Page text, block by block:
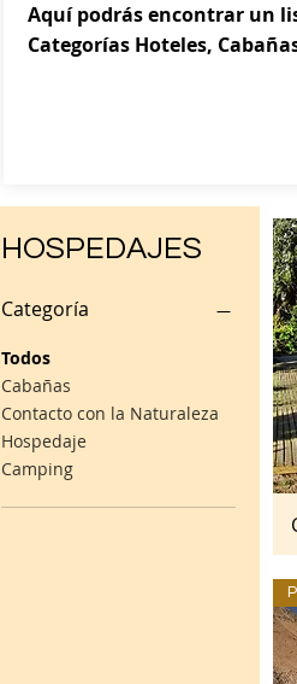
Aquí podrás encontrar un
Categorías Hoteles,
HOSPEDAJES
Categoría
Todos
Cabañas
Contacto con la Naturaleza
Hospedaje
Camping